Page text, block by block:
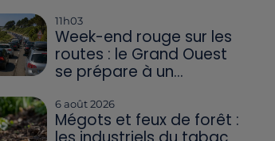
11h03
Week-end rouge sur les
routes : le Grand Ouest
se prépare à un...
6 août 2026
Mégots et feux de forêt :